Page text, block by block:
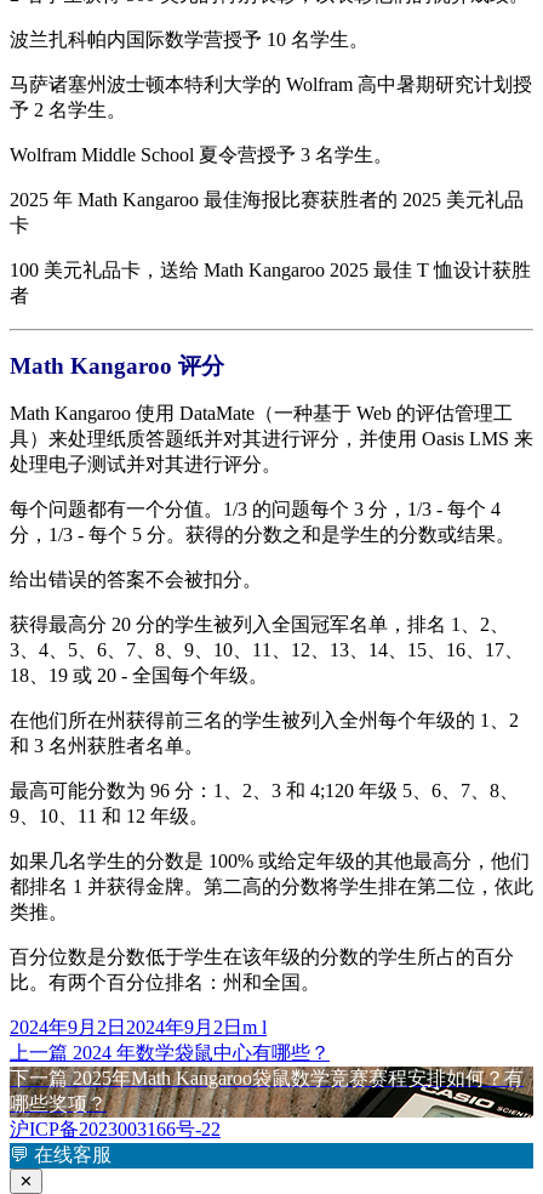
波兰扎科帕内国际数学营授予 10 名学生。
马萨诸塞州波士顿本特利大学的 Wolfram 高中暑期研究计划授
予 2 名学生。
Wolfram Middle School 夏令营授予 3 名学生。
2025 年 Math Kangaroo 最佳海报比赛获胜者的 2025 美元礼品
卡
100 美元礼品卡，送给 Math Kangaroo 2025 最佳 T 恤设计获胜
者
Math Kangaroo 评分
Math Kangaroo 使用 DataMate（一种基于 Web 的评估管理工
具）来处理纸质答题纸并对其进行评分，并使用 Oasis LMS 来
处理电子测试并对其进行评分。
每个问题都有一个分值。1/3 的问题每个 3 分，1/3 - 每个 4
分，1/3 - 每个 5 分。获得的分数之和是学生的分数或结果。
给出错误的答案不会被扣分。
获得最高分 20 分的学生被列入全国冠军名单，排名 1、2、
3、4、5、6、7、8、9、10、11、12、13、14、15、16、17、
18、19 或 20 - 全国每个年级。
在他们所在州获得前三名的学生被列入全州每个年级的 1、2
和 3 名州获胜者名单。
最高可能分数为 96 分：1、2、3 和 4;120 年级 5、6、7、8、
9、10、11 和 12 年级。
如果几名学生的分数是 100% 或给定年级的其他最高分，他们
都排名 1 并获得金牌。第二高的分数将学生排在第二位，依此
类推。
百分位数是分数低于学生在该年级的分数的学生所占的百分
比。有两个百分位排名：州和全国。
发
布
于
2024年9月2日 2024年9月2日 作
者
m l
文
章
导
航
上一篇 上
篇
文
章：
2024 年数学袋鼠中心有哪些？
下一篇下
篇
文
章：
2025年Math Kangaroo袋鼠数学竞赛赛程安排如何？有
哪些奖项？
沪ICP备2023003166号-22
💬 在线客服
✕